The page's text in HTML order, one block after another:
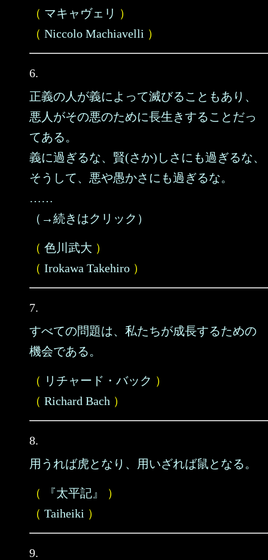
（ マキャヴェリ ）
（ Niccolo Machiavelli ）
6.
正義の人が義によって滅びることもあり、
悪人がその悪のために長生きすることだっ
てある。
義に過ぎるな、賢(さか)しさにも過ぎるな、
そうして、悪や愚かさにも過ぎるな。
……
（→続きはクリック）
（ 色川武大 ）
（ Irokawa Takehiro ）
7.
すべての問題は、私たちが成長するための
機会である。
（ リチャード・バック ）
（ Richard Bach ）
8.
用うれば虎となり、用いざれば鼠となる。
（ 『太平記』
）
（ Taiheiki ）
9.